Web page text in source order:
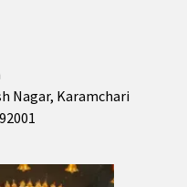
Nagar, Karamchari